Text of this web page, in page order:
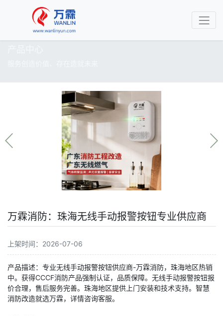
万霖消防：珠海无线手动报警按钮专业供应商
上架时间：2026-07-06
产品描述：专业无线手动报警按钮供应商-万霖消防，珠海地区热销
中。获得CCCF消防产品强制认证，品质保障。无线手动报警按钮报
价合理，售后服务完善。珠海地区提供上门安装和技术支持。智慧
消防改造就选万霖，详情咨询客服。